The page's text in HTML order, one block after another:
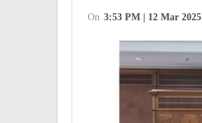
On 3:53 PM | 12 Mar 2025